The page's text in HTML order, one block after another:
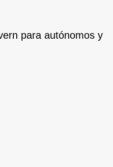
para autónomos y